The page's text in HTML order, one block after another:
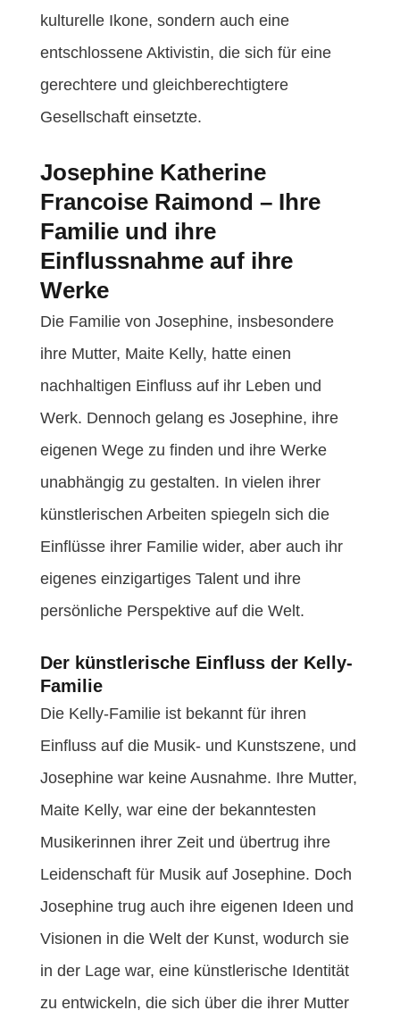
kulturelle Ikone, sondern auch eine
entschlossene Aktivistin, die sich für eine
gerechtere und gleichberechtigtere
Gesellschaft einsetzte.
Josephine Katherine
Francoise Raimond – Ihre
Familie und ihre
Einflussnahme auf ihre
Werke
Die Familie von Josephine, insbesondere
ihre Mutter, Maite Kelly, hatte einen
nachhaltigen Einfluss auf ihr Leben und
Werk. Dennoch gelang es Josephine, ihre
eigenen Wege zu finden und ihre Werke
unabhängig zu gestalten. In vielen ihrer
künstlerischen Arbeiten spiegeln sich die
Einflüsse ihrer Familie wider, aber auch ihr
eigenes einzigartiges Talent und ihre
persönliche Perspektive auf die Welt.
Der künstlerische Einfluss der Kelly-
Familie
Die Kelly-Familie ist bekannt für ihren
Einfluss auf die Musik- und Kunstszene, und
Josephine war keine Ausnahme. Ihre Mutter,
Maite Kelly, war eine der bekanntesten
Musikerinnen ihrer Zeit und übertrug ihre
Leidenschaft für Musik auf Josephine. Doch
Josephine trug auch ihre eigenen Ideen und
Visionen in die Welt der Kunst, wodurch sie
in der Lage war, eine künstlerische Identität
zu entwickeln, die sich über die ihrer Mutter